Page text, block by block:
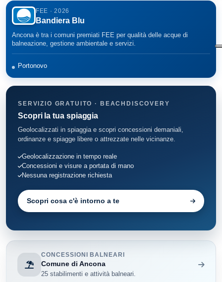
FEE · 2026
Bandiera Blu
Ancona è tra i comuni premiati FEE per qualità delle acque di
balneazione, gestione ambientale e servizi.
Portonovo
SERVIZIO GRATUITO · BEACHDISCOVERY
Scopri la tua spiaggia
Geolocalizzati in spiaggia e scopri concessioni demaniali,
ordinanze e spiagge libere o attrezzate nelle vicinanze.
Geolocalizzazione in tempo reale
Concessioni e visure a portata di mano
Nessuna registrazione richiesta
Scopri cosa c'è intorno a te
CONCESSIONI BALNEARI
Comune di Ancona
25 stabilimenti e attività balneari.